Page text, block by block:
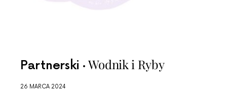
Partnerski Wodnik i Ryby
26 MARCA 2024